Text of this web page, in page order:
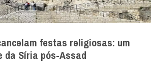
festas religiosas: um
Síria pós-Assad